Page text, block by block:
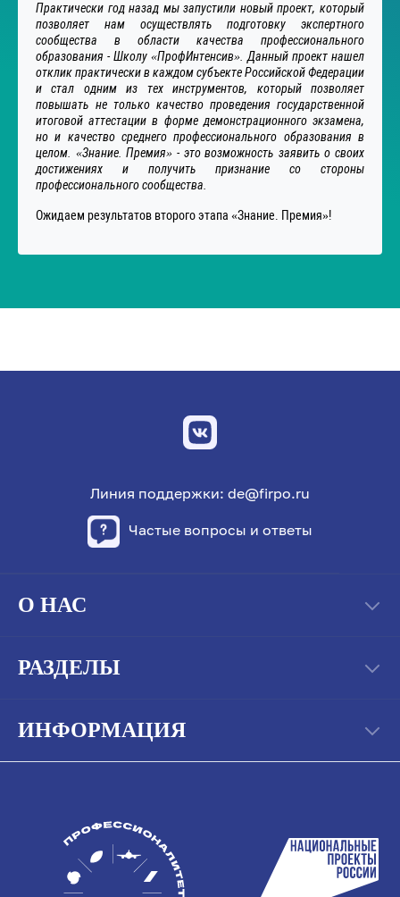
Практически год назад мы запустили новый проект, который
позволяет нам осуществлять подготовку экспертного
сообщества в области качества профессионального
образования - Школу «ПрофИнтенсив». Данный проект нашел
отклик практически в каждом субъекте Российской Федерации
и стал одним из тех инструментов, который позволяет
повышать не только качество проведения государственной
итоговой аттестации в форме демонстрационного экзамена,
но и качество среднего профессионального образования в
целом. «Знание. Премия» - это возможность заявить о своих
достижениях и получить признание со стороны
профессионального сообщества.
Ожидаем результатов второго этапа «Знание. Премия»!
Линия поддержки: de@firpo.ru
Частые вопросы и ответы
О НАС
РАЗДЕЛЫ
ИНФОРМАЦИЯ